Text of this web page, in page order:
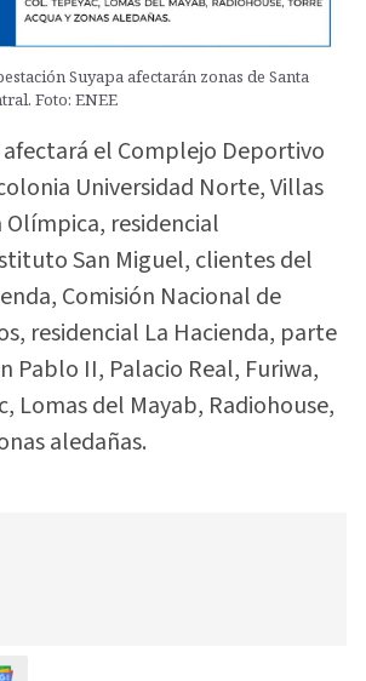
Suyapa afectarán zonas de Santa
Foto: ENEE
el Complejo Deportivo
Universidad Norte, Villas
Olímpica, residencial
San Miguel, clientes del
Comisión Nacional de
residencial La Hacienda, parte
Pablo II, Palacio Real, Furiwa,
Lomas del Mayab, Radiohouse,
aledañas.